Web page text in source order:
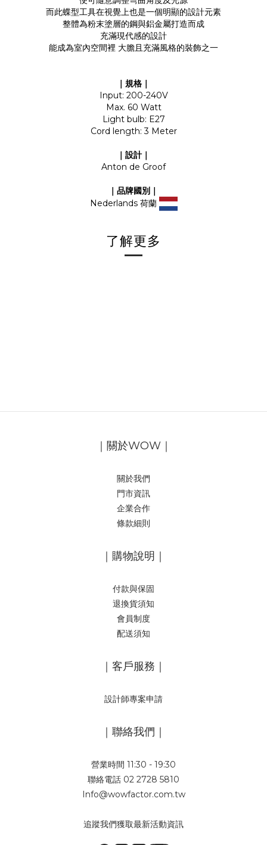
而此蝶型工具在視覺上也是一個明顯的設計元素
整體為粉末塗層的鋼與鋁金屬打造而成
充滿現代感的設計
能成為室內空間裡 大膽且充滿風格的裝飾之一
｜規格｜
Input: 200-240V
Max. 60 Watt
Light bulb: E27
Cord length: 3 Meter
｜設計｜
Anton de Groof
｜品牌國別｜
Nederlands 荷蘭
了解更多
｜關於WOW｜
關於我們
門市資訊
企業合作
條款細則
｜購物說明｜
付款與保固
退換貨須知
會員制度
配送須知
｜客戶服務｜
設計師專案申請
｜聯絡我們｜
營業時間 11:30 - 19:30
聯絡電話 02 2728 5810
Info@wowfactor.com.tw
追蹤我們獲取最新活動資訊